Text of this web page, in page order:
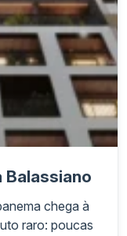
Balassiano
chega à
raro: poucas